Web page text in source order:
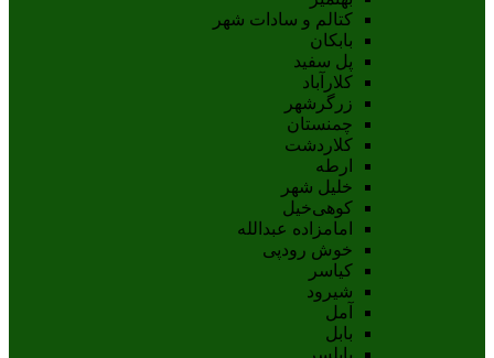
کتالم و سادات شهر
بابکان
پل سفید
کلارآباد
زرگرشهر
چمنستان
کلاردشت
ارطه
خلیل شهر
کوهی‌خیل
امامزاده عبدالله
خوش رودپی
کیاسر
شیرود
آمل
بابل
بابلسر